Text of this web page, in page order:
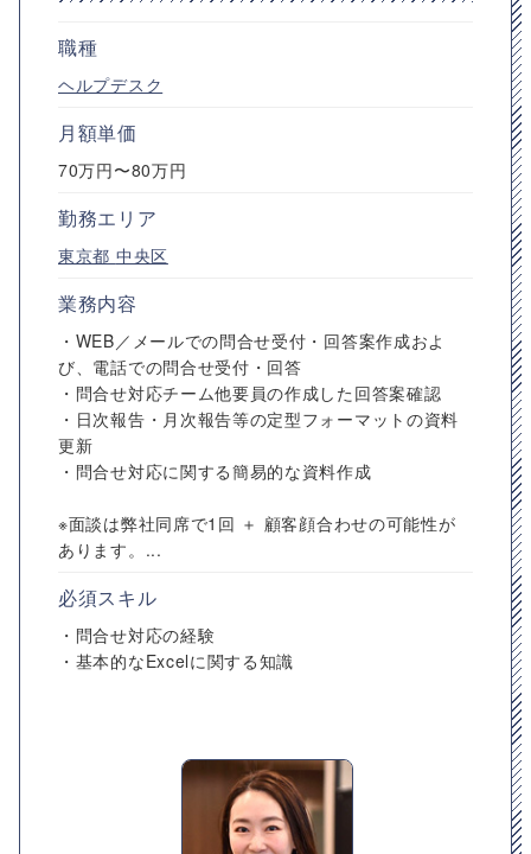
職種
ヘルプデスク
月額単価
70万円〜80万円
勤務エリア
東京都 中央区
業務内容
・WEB／メールでの問合せ受付・回答案作成およ
び、電話での問合せ受付・回答
・問合せ対応チーム他要員の作成した回答案確認
・日次報告・月次報告等の定型フォーマットの資料
更新
・問合せ対応に関する簡易的な資料作成
※面談は弊社同席で1回 ＋ 顧客顔合わせの可能性が
あります。...
必須スキル
・問合せ対応の経験
・基本的なExcelに関する知識